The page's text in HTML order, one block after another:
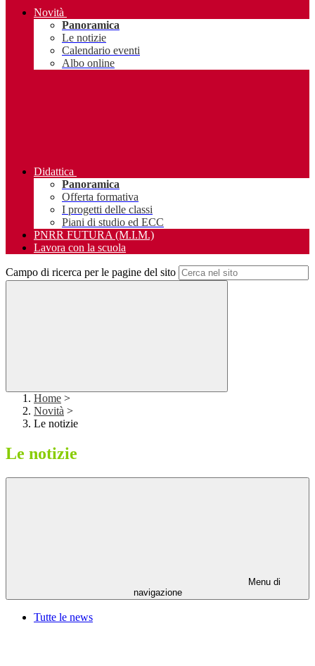
Novità
Panoramica
Le notizie
Calendario eventi
Albo online
Didattica
Panoramica
Offerta formativa
I progetti delle classi
Piani di studio ed ECC
PNRR FUTURA (M.I.M.)
Lavora con la scuola
Campo di ricerca per le pagine del sito
Home >
Novità >
Le notizie
Le notizie
Menu di
navigazione
Tutte le news